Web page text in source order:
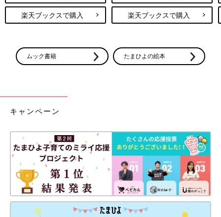
楽天ブックスで購入 楽天ブックスで購入
ムック書籍 たまひよの絵本
キャンペーン